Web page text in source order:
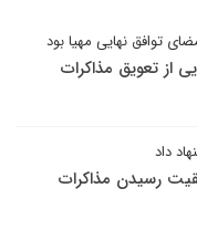
توافق نهایی مهیا بود
از تعویق مذاکرات
داد
رسیدن مذاکرات